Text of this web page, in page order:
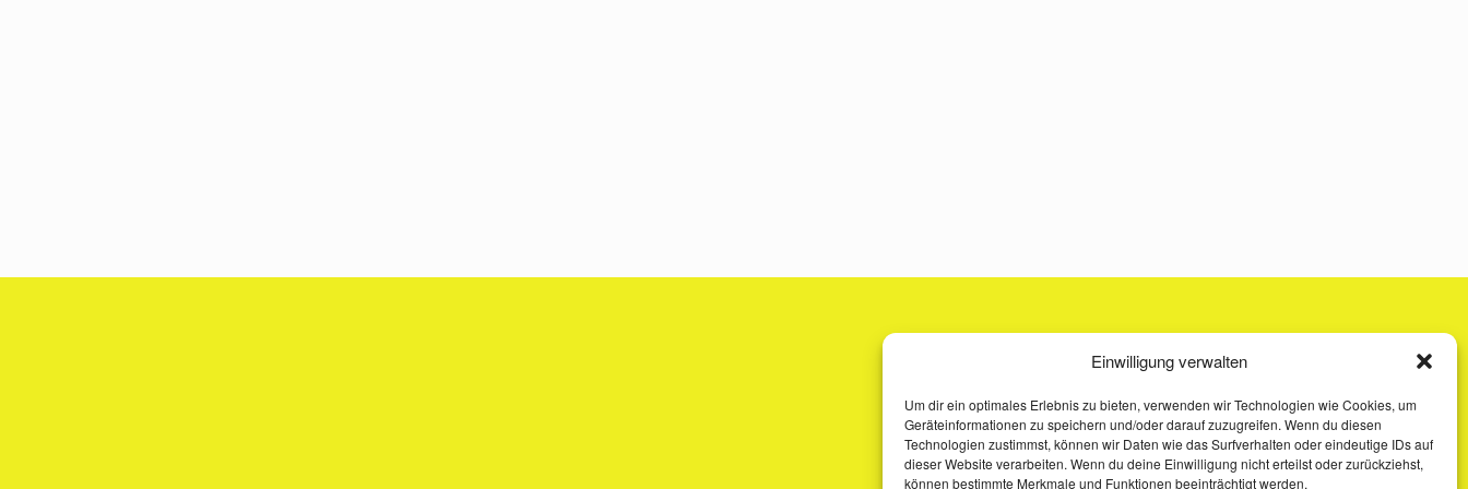
Einwilligung verwalten
Um dir ein optimales Erlebnis zu bieten, verwenden wir Technologien wie Cookies, um
Geräteinformationen zu speichern und/oder darauf zuzugreifen. Wenn du diesen
Technologien zustimmst, können wir Daten wie das Surfverhalten oder eindeutige IDs auf
dieser Website verarbeiten. Wenn du deine Einwilligung nicht erteilst oder zurückziehst,
können bestimmte Merkmale und Funktionen beeinträchtigt werden.